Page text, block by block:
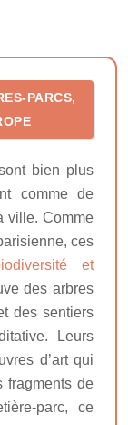
PARCS,
bien plus
comme de
ville. Comme
ces
et
des arbres
des sentiers
Leurs
d’art qui
fragments de
parc, ce